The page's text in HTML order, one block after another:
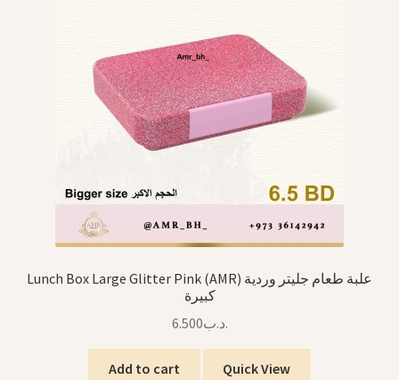
Lunch Box Large Glitter Pink (AMR) علبة طعام جليتر وردية
كبيرة
.د.ب6.500
Add to cart Quick View